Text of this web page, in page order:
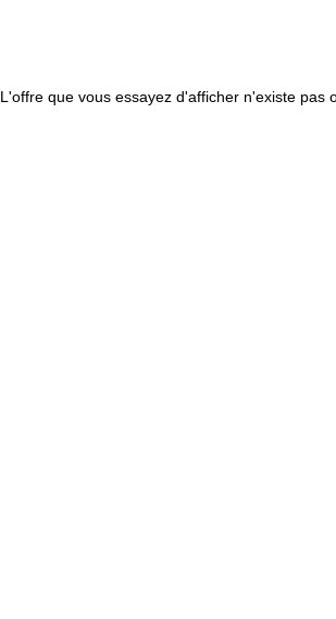
L'offre que vous essayez d'afficher n'existe pas